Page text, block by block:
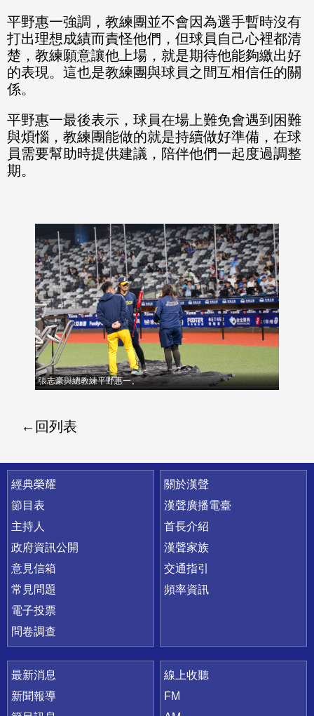
平野惠一強調，教練團並不會因為選手暫時沒有
打出理想成績而責怪他們，但球員自己心裡都清
楚，教練願意讓他上場，就是期待他能夠繳出好
的表現。這也是教練團與球員之間互相信任的關
係。
平野惠一最後表示，球員在場上難免會遇到困難
與煩惱，教練團能做的就是持續做好準備，在球
員需要幫助時提供建議，陪伴他們一起度過調整
期。
張志豪與總教練平野惠一。
回列表
快速連結
經典榮耀
節目表
主持人
政府資訊公開
意見信箱
常見問題
電子投票
問卷調查
關於漢聲
漢聲廣播電臺
首長介紹
漢聲家族
交通指引
頻率資訊
最新消息
新聞報導
線上收聽
FM